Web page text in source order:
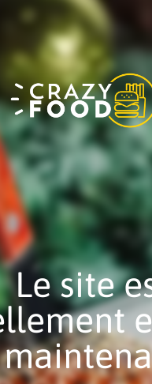
Le site